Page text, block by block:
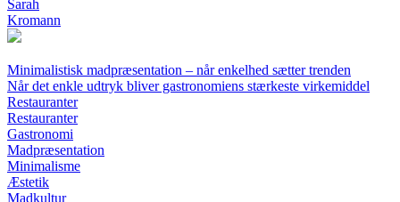
Sarah
Kromann
Minimalistisk madpræsentation – når enkelhed sætter trenden
Når det enkle udtryk bliver gastronomiens stærkeste virkemiddel
Restauranter
Restauranter
Gastronomi
Madpræsentation
Minimalisme
Æstetik
Madkultur